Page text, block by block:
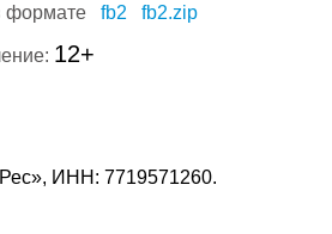
формате
fb2 fb2.zip
12+
ИНН: 7719571260.